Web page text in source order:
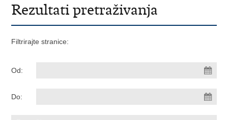
Rezultati pretraživanja
Filtrirajte stranice:
Od:
Do: